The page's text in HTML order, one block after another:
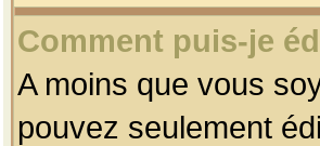
Comment puis-je
A moins que vous
pouvez seulement